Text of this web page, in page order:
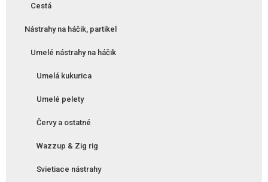
Cestá
Nástrahy na háčik, partikel
Umelé nástrahy na háčik
Umelá kukurica
Umelé pelety
Červy a ostatné
Wazzup & Zig rig
Svietiace nástrahy